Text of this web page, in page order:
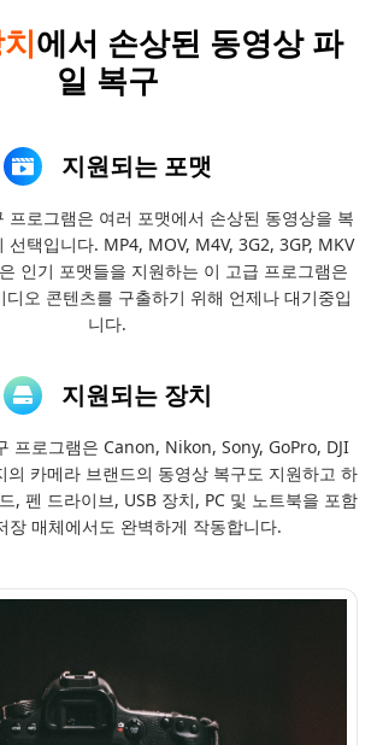
에서 손상된 동영상 파
일 복구
지원되는 포맷
프로그램은 여러 포맷에서 손상된 동영상을 복
선택입니다. MP4, MOV, M4V, 3G2, 3GP, MKV
인기 포맷들을 지원하는 이 고급 프로그램은
디오 콘텐츠를 구출하기 위해 언제나 대기중입
니다.
지원되는 장치
프로그램은 Canon, Nikon, Sony, GoPro, DJI
카메라 브랜드의 동영상 복구도 지원하고 하
, 펜 드라이브, USB 장치, PC 및 노트북을 포함
장 매체에서도 완벽하게 작동합니다.